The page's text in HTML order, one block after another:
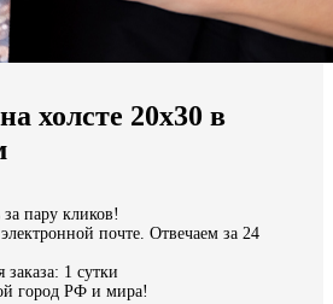
миру
холсте 20х30 в
пару кликов!
почте. Отвечаем за 24
1 сутки
город РФ и мира!